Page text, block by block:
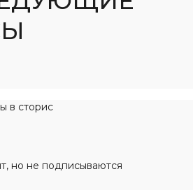
в сторис
но не подписываются